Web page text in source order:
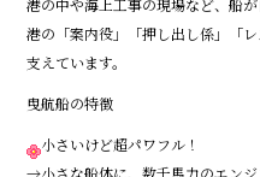
港の中や海上工事の現場など、船
港の「案内役」「押し出し係」「
支えています。
曳航船の特徴
小さいけど超パワフル！
→小さな船体に、数千馬力のエンジ